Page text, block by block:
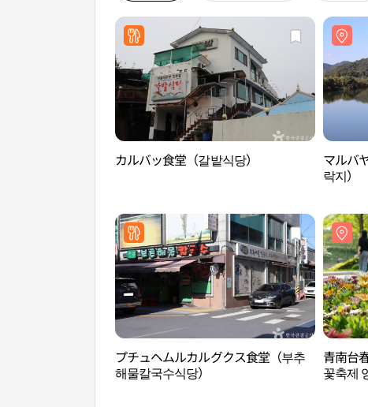
カルバッ食堂（갈밭식당）
マルバ
락지）
プチュヘムルカルグクス食堂（부추
해물칼국수식당）
青南台
꽃축제